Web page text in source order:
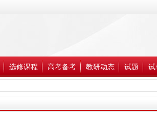
选修课程 高考备考 教研动态 试题 试